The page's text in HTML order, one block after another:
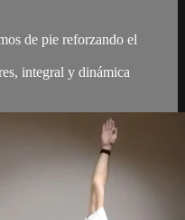
de pie reforzando el
integral y dinámica